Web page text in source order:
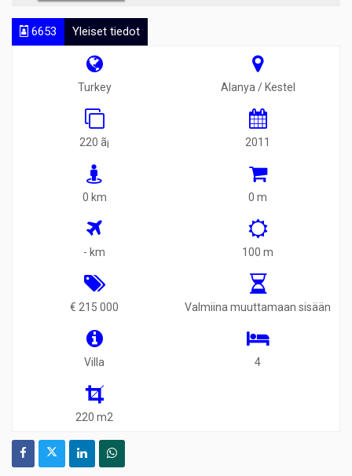
6653 Yleiset tiedot
Turkey Alanya / Kestel
220 ã¡ 2011
0 km 0 m
- km 100 m
€ 215 000 Valmiina muuttamaan sisään
Villa 4
220 m2